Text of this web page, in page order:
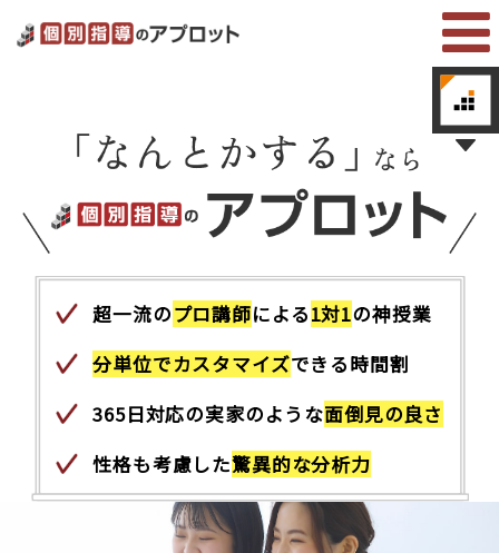
超一流のプロ講師による1対1の神授業
分単位でカスタマイズできる時間割
365日対応の実家のような面倒見の良さ
性格も考慮した驚異的な分析力